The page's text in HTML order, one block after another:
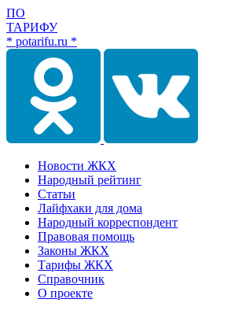
ПО
ТАРИФУ
* potarifu.ru *
Новости ЖКХ
Народный рейтинг
Статьи
Лайфхаки для дома
Народный корреспондент
Правовая помощь
Законы ЖКХ
Тарифы ЖКХ
Справочник
О проекте